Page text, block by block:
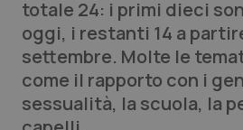
Basilicata
Calabria
Campania
Artrite & artrosi
Asma & BPCO
Car-T
QS Club Newsletter
totale 24: i primi dieci
oggi, i restanti 14 a
settembre. Molte le
come il rapporto con i
sessualità, la scuola, la